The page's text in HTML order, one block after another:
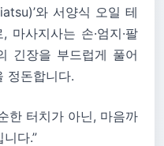
와 서양식 오일 테
마사지사는 손·엄지·팔
긴장을 부드럽게 풀어
정돈합니다.
한 터치가 아닌, 마음까
니다.”